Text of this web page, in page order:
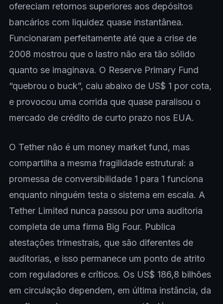
ofereciam retornos superiores aos depósitos
bancários com liquidez quase instantânea.
Funcionaram perfeitamente até que a crise de
2008 mostrou que o lastro não era tão sólido
quanto se imaginava. O Reserve Primary Fund
“quebrou o buck”, caiu abaixo de US$ 1 por cota,
e provocou uma corrida que quase paralisou o
mercado de crédito de curto prazo nos EUA.
O Tether não é um money market fund, mas
compartilha a mesma fragilidade estrutural: a
promessa de conversibilidade 1 para 1 funciona
enquanto ninguém testa o sistema em escala. A
Tether Limited nunca passou por uma auditoria
completa de uma firma Big Four. Publica
atestações trimestrais, que são diferentes de
auditorias, e isso permanece um ponto de atrito
com reguladores e críticos. Os US$ 186,8 bilhões
em circulação dependem, em última instância, da